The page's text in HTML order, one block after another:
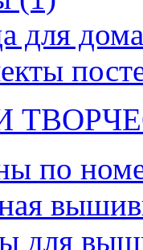
для дома
по
для